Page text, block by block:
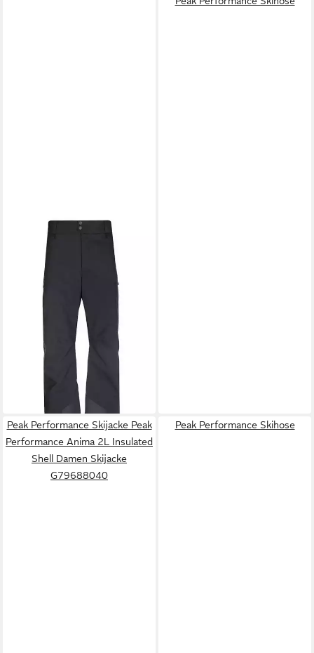
PEAK PERFORMANCE
Skihose
269,99 €
Peak Performance Skijacke Peak
Performance Anima 2L Insulated
Shell Damen Skijacke
G79688040
Peak Performance Skihose